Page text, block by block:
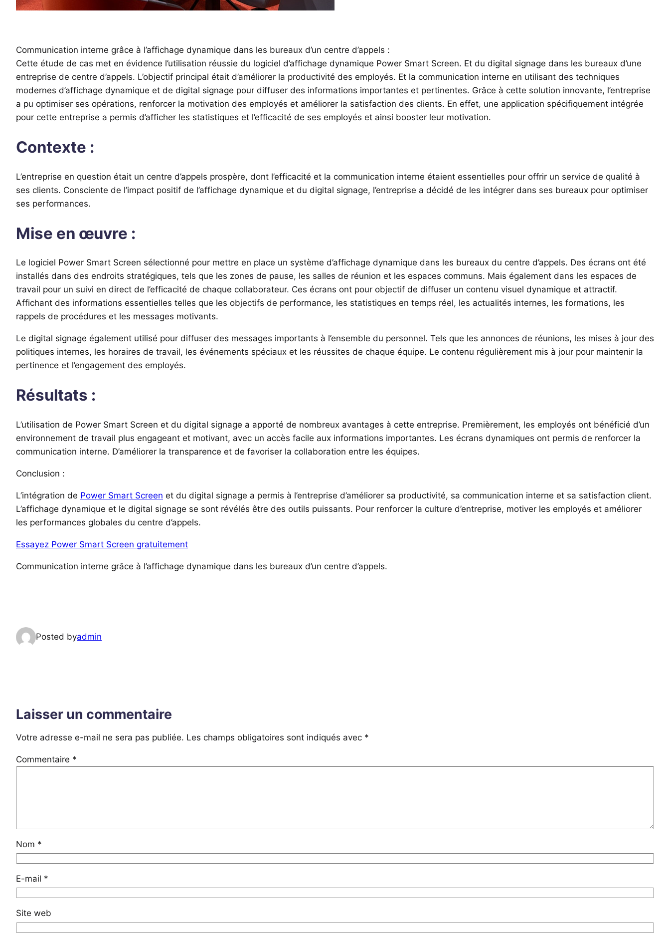
Communication interne grâce à l’affichage dynamique dans les bureaux d’un centre d’appels :
Cette étude de cas met en évidence l’utilisation réussie du logiciel d’affichage dynamique Power Smart Screen. Et du digital signage dans les bureaux d’une
entreprise de centre d’appels. L’objectif principal était d’améliorer la productivité des employés. Et la communication interne en utilisant des techniques
modernes d’affichage dynamique et de digital signage pour diffuser des informations importantes et pertinentes. Grâce à cette solution innovante, l’entreprise
a pu optimiser ses opérations, renforcer la motivation des employés et améliorer la satisfaction des clients. En effet, une application spécifiquement intégrée
pour cette entreprise a permis d’afficher les statistiques et l’efficacité de ses employés et ainsi booster leur motivation.
Contexte :
L’entreprise en question était un centre d’appels prospère, dont l’efficacité et la communication interne étaient essentielles pour offrir un service de qualité à
ses clients. Consciente de l’impact positif de l’affichage dynamique et du digital signage, l’entreprise a décidé de les intégrer dans ses bureaux pour optimiser
ses performances.
Mise en œuvre :
Le logiciel Power Smart Screen sélectionné pour mettre en place un système d’affichage dynamique dans les bureaux du centre d’appels. Des écrans ont été
installés dans des endroits stratégiques, tels que les zones de pause, les salles de réunion et les espaces communs. Mais également dans les espaces de
travail pour un suivi en direct de l’efficacité de chaque collaborateur. Ces écrans ont pour objectif de diffuser un contenu visuel dynamique et attractif.
Affichant des informations essentielles telles que les objectifs de performance, les statistiques en temps réel, les actualités internes, les formations, les
rappels de procédures et les messages motivants.
Le digital signage également utilisé pour diffuser des messages importants à l’ensemble du personnel. Tels que les annonces de réunions, les mises à jour des
politiques internes, les horaires de travail, les événements spéciaux et les réussites de chaque équipe. Le contenu régulièrement mis à jour pour maintenir la
pertinence et l’engagement des employés.
Résultats :
L’utilisation de Power Smart Screen et du digital signage a apporté de nombreux avantages à cette entreprise. Premièrement, les employés ont bénéficié d’un
environnement de travail plus engageant et motivant, avec un accès facile aux informations importantes. Les écrans dynamiques ont permis de renforcer la
communication interne. D’améliorer la transparence et de favoriser la collaboration entre les équipes.
Conclusion :
L’intégration de Power Smart Screen et du digital signage a permis à l’entreprise d’améliorer sa productivité, sa communication interne et sa satisfaction client.
L’affichage dynamique et le digital signage se sont révélés être des outils puissants. Pour renforcer la culture d’entreprise, motiver les employés et améliorer
les performances globales du centre d’appels.
Essayez Power Smart Screen gratuitement
Communication interne grâce à l’affichage dynamique dans les bureaux d’un centre d’appels.
Posted byadmin
Laisser un commentaire
Votre adresse e-mail ne sera pas publiée. Les champs obligatoires sont indiqués avec *
Commentaire *
Nom *
E-mail *
Site web